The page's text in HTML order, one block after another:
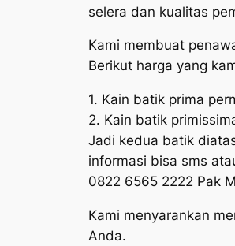
selera dan kualitas
Kami membuat
Berikut harga yang
1. Kain batik prima
2. Kain batik
Jadi kedua batik
informasi bisa sms
0822 6565 2222 Pak
Kami menyarankan
Anda.